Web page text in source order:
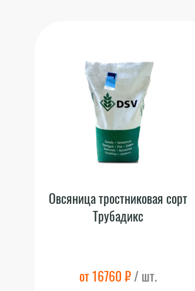
Овсяница тростниковая сорт
Трубадикс
от 16760 ₽/ шт.